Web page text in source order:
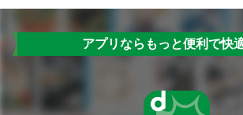
アプリならもっと便利で快